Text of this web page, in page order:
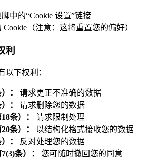
中的“Cookie 设置”链接
（注意：这将重置您的偏好）
利
以下权利：
： 请求更正不准确的数据
： 请求删除您的数据
条）： 请求限制处理
条）： 以结构化格式接收您的数据
：
反对处理您的数据
条）： 您可随时撤回您的同意